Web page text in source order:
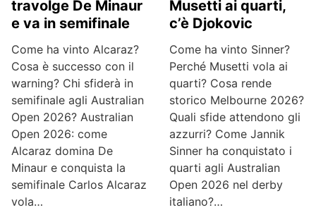
travolge De Minaur
e va in semifinale
Come ha vinto Alcaraz?
Cosa è successo con il
warning? Chi sfiderà in
semifinale agli Australian
Open 2026? Australian
Open 2026: come
Alcaraz domina De
Minaur e conquista la
semifinale Carlos Alcaraz
vola…
Musetti ai quarti,
c’è Djokovic
Come ha vinto Sinner?
Perché Musetti vola ai
quarti? Cosa rende
storico Melbourne 2026?
Quali sfide attendono gli
azzurri? Come Jannik
Sinner ha conquistato i
quarti agli Australian
Open 2026 nel derby
italiano?…